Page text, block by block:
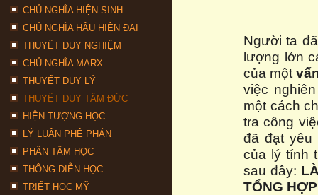
CHỦ NGHĨA HIỆN SINH
CHỦ NGHĨA HẬU HIỆN ĐẠI
THUYẾT DUY NGHIỆM
CHỦ NGHĨA MARX
THUYẾT DUY LÝ
THUYẾT DUY TÂM ĐỨC
HIỆN TƯỢNG HỌC
LÝ LUẬN PHÊ PHÁN
PHÂN TÂM HỌC
THÔNG DIỄN HỌC
TRIẾT HỌC MỸ
Người ta
lượng lớn
của một
việc
một cách
tra công
đã đạt yêu
của lý tính
sau đây:
TỔNG